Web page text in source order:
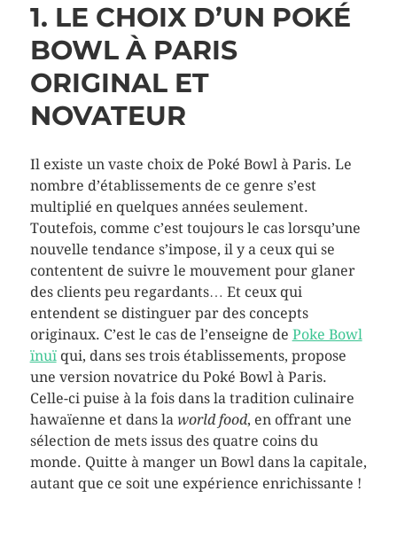
1. LE CHOIX D’UN POKÉ
BOWL À PARIS
ORIGINAL ET
NOVATEUR
Il existe un vaste choix de Poké Bowl à Paris. Le
nombre d’établissements de ce genre s’est
multiplié en quelques années seulement.
Toutefois, comme c’est toujours le cas lorsqu’une
nouvelle tendance s’impose, il y a ceux qui se
contentent de suivre le mouvement pour glaner
des clients peu regardants… Et ceux qui
entendent se distinguer par des concepts
originaux. C’est le cas de l’enseigne de Poke Bowl
ïnuïqui, dans ses trois établissements, propose
une version novatrice du Poké Bowl à Paris.
Celle-ci puise à la fois dans la tradition culinaire
hawaïenne et dans la world food, en offrant une
sélection de mets issus des quatre coins du
monde. Quitte à manger un Bowl dans la capitale,
autant que ce soit une expérience enrichissante !